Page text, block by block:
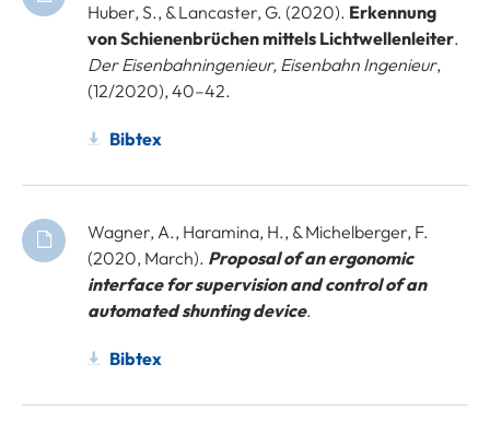
Huber, S., & Lancaster, G. (2020). Erkennung
von Schienenbrüchen mittels Lichtwellenleiter.
Der Eisenbahningenieur, Eisenbahn Ingenieur,
(12/2020), 40–42.
Bibtex
Wagner, A., Haramina, H., & Michelberger, F.
(2020, March). Proposal of an ergonomic
interface for supervision and control of an
automated shunting device.
Bibtex